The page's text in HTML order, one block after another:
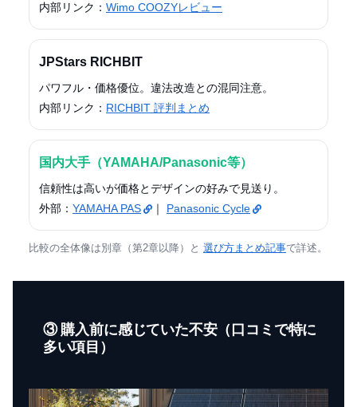
内部リンク： Wimo COOZYレビュー
JPStars RICHBIT
パワフル・価格優位。違法改造との混同注意。
内部リンク： RICHBIT 評判まとめ
国内大手（YAMAHA/Panasonic等）
信頼性は高いが価格とデザインの好みで見送り。
外部： YAMAHA PAS ｜ Panasonic Cycle
比較の全体像は別章（第2章以降）と 選び方まとめ記事で詳述。
③ 購入前に感じていた不安（口コミで特に
多い項目）